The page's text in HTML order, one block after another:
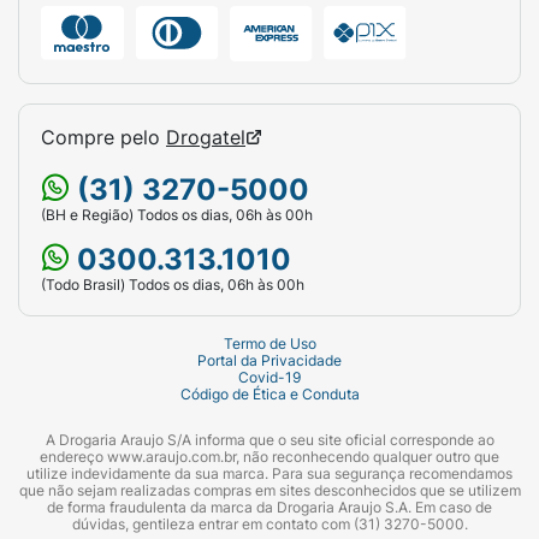
Compre pelo Drogatel
(31) 3270-5000
(BH e Região) Todos os dias, 06h às 00h
0300.313.1010
(Todo Brasil) Todos os dias, 06h às 00h
Termo de Uso
Portal da Privacidade
Covid-19
Código de Ética e Conduta
A Drogaria Araujo S/A informa que o seu site oficial corresponde ao
endereço www.araujo.com.br, não reconhecendo qualquer outro que
utilize indevidamente da sua marca. Para sua segurança recomendamos
que não sejam realizadas compras em sites desconhecidos que se utilizem
de forma fraudulenta da marca da Drogaria Araujo S.A. Em caso de
dúvidas, gentileza entrar em contato com (31) 3270-5000.